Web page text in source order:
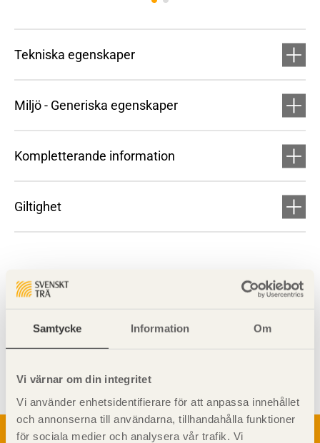
Samtycke Information Om
Vi värnar om din integritet
Vi använder enhetsidentifierare för att anpassa innehållet
och annonserna till användarna, tillhandahålla funktioner
för sociala medier och analysera vår trafik. Vi
Tekniska egenskaper
Miljö - Generiska egenskaper
Kompletterande information
Giltighet
Om trä